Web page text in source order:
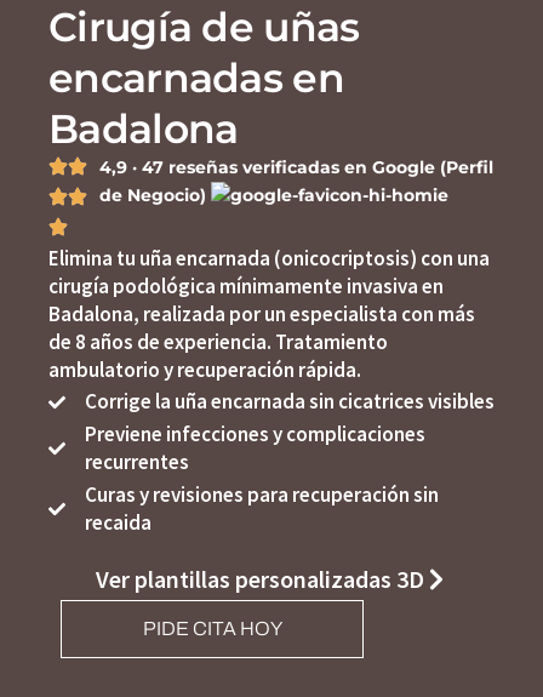
Cirugía de uñas
encarnadas en
Badalona
4,9 · 47 reseñas verificadas en Google (Perfil
de Negocio)
Elimina tu uña encarnada (onicocriptosis) con una
cirugía podológica mínimamente invasiva en
Badalona, realizada por un especialista con más
de 8 años de experiencia. Tratamiento
ambulatorio y recuperación rápida.
Corrige la uña encarnada sin cicatrices visibles
Previene infecciones y complicaciones
recurrentes
Curas y revisiones para recuperación sin
recaida
PIDE CITA HOY
Ver plantillas personalizadas 3D